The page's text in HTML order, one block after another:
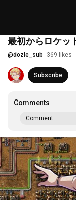
最初からロケッ
@dozle_sub 369 likes
Subscribe
Comments
Comment...